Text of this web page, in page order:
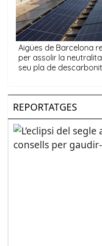
REPORTATGES